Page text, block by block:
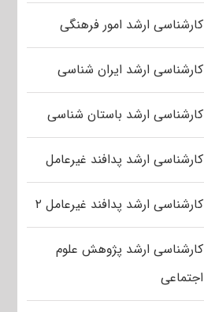
کارشناسی ارشد امور فرهنگی
کارشناسی ارشد ایران شناسی
کارشناسی ارشد باستان شناسی
کارشناسی ارشد پدافند غیرعامل
کارشناسی ارشد پدافند غیرعامل ۲
کارشناسی ارشد پژوهش علوم
اجتماعی